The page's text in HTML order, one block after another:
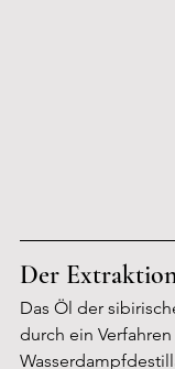
Der
Das Öl der
durch ein